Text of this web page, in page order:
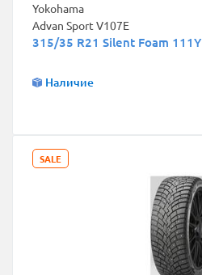
Yokohama
Advan Sport V107E
315/35 R21 Silent Foam 111Y
Наличие
SALE